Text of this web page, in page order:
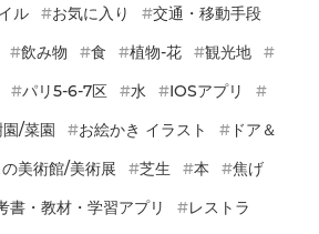
ル
お気に入り
交通・移動手段
飲み物 食 植物-花
観光地
パリ5-6-7区 水
IOSアプリ
/菜園
お絵かき イラスト
ドア＆
美術館/美術展 芝生 本
焦げ
書・教材・学習アプリ
レストラ